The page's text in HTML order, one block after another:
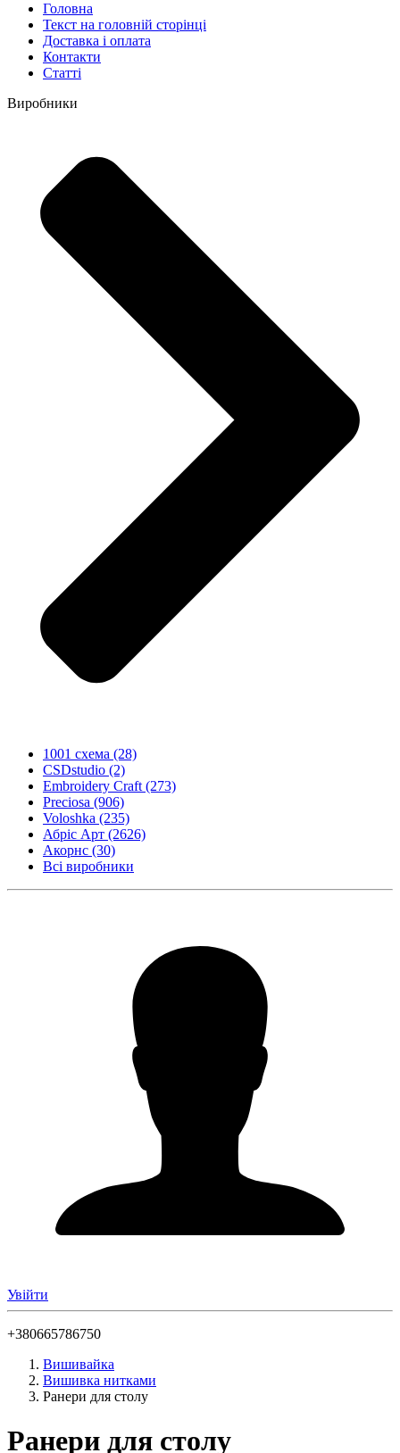
Головна
Текст на головній сторінці
Доставка і оплата
Контакти
Статті
Виробники
1001 схема (28)
CSDstudio (2)
Embroidery Craft (273)
Preciosa (906)
Voloshka (235)
Абріс Арт (2626)
Акорнс (30)
Всі виробники
Увійти
+380665786750
Вишивайка
Вишивка нитками
Ранери для столу
Ранери для столу